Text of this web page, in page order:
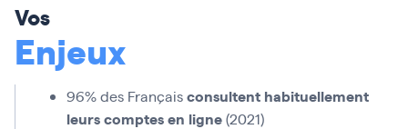
Vos
Enjeux
96% des Françaisconsultent habituellement
leurs comptes en ligne(2021)